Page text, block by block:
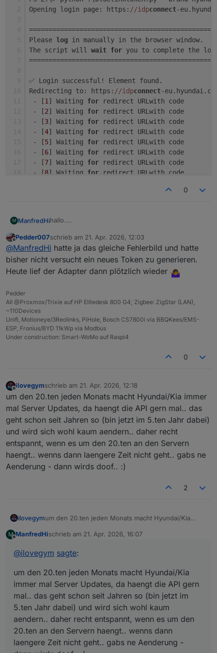
#
# Selenium‑Helper
def init_driver(user_agent: str | None =
    options = Options()
    if user_agent:
options.add_argument(f"user-
# Für lokale Entwicklung ist ein
# Entferne `--headless`, wenn du das UI
    # options.add_argument("--headless")
    options.add_argument("--disable-gpu")
    options.add_argument("--no-sandbox")
    try:
driver =
        driver.maximize_window()
        return driver
    except WebDriverException as exc:
log.info("Warte bis das Erfolgs‑Element
    wait = WebDriverWait(driver, timeout)
    log.info("Erfolgs‑Element gefunden.")
#
#
    token_url: str,
    code: str,
    cfg: BrandConfig,
        "redirect_uri": cfg.redirect_final,
        "client_id": cfg.client_id,
        "client_secret": cfg.client_secret,
    }
log.debug("POST %s – payload=%s",
    try:
resp = requests.post(token_url,
        resp.raise_for_status()
        data = resp.json()
    except requests.RequestException as exc:
#
#
parser =
    parser.add_argument(
        "--brand",
        required=True,
        choices=["hyundai", "kia"],
        type=str.lower,
help="Marke des Fahrzeugs (hyundai/
    )
    args = parser.parse_args()
Opening login page: https: //idpconnect-
Please log in manually in the browser window.
The script will wait for you to complete the
✅ Login successful! Element found.
Redirecting to: https: //idpconnect-
- [1] Waiting for redirect URLwith code
- [2] Waiting for redirect URLwith code
- [3] Waiting for redirect URLwith code
- [4] Waiting for redirect URLwith code
- [5] Waiting for redirect URLwith code
- [6] Waiting for redirect URLwith code
- [7] Waiting for redirect URLwith code
- [8] Waiting for redirect URLwith code
redirect URLwith code
An unexpected error occurred:
0
M ManfredHihallo.
bluelink.0
2026-04-21 11:39:18.123	error	next
bluelink.0
2026-04-21 11:39:18.123	error	Server
Wenn ich die Registrierung neu durchführe, dann
PS Z:\> python .\bluelinktoken.py --brand
The script will wait for you to complete
Redirecting to: https://idpconnect-
- [3] Waiting for redirect URLwith code
- [4] Waiting for redirect URLwith code
- [5] Waiting for redirect URLwith code
- [6] Waiting for redirect URLwith code
- [7] Waiting for redirect URLwith code
- [8] Waiting for redirect URLwith code
- [9] Waiting for redirect URLwith code
- [10] Waiting for redirect URLwith code
❌ Failed to get redirected to correct URL,
Offline
Pedder007schrieb am 21. Apr. 2026, 12:03
zuletzt editiert von
@ManfredHi hatte ja das gleiche Fehlerbild und hatte
bisher nicht versucht ein neues Token zu generieren.
Heute lief der Adapter dann plötzlich wieder
Pedder
All @Proxmox/Trixie auf HP Elitedesk 800 G4; Zigbee: ZigStar (LAN),
~110Devices
Unifi, Motioneye/3Reolinks, PiHole, Bosch CS7800i via BBQKees/EMS-
ESP, Fronius/BYD 11kWp via Modbus
Under construction: Smart-WoMo auf Raspi4
0
Offline
ilovegymschrieb am 21. Apr. 2026, 12:18
zuletzt editiert von
um den 20.ten jeden Monats macht Hyundai/Kia immer
mal Server Updates, da haengt die API gern mal.. das
geht schon seit Jahren so (bin jetzt im 5.ten Jahr dabei)
und wird sich wohl kaum aendern.. daher recht
entspannt, wenn es um den 20.ten an den Servern
haengt.. wenns dann laengere Zeit nicht geht.. gabs ne
Aenderung - dann wirds doof.. :)
2
ilovegymum den 20.ten jeden Monats macht Hyundai/Kia
mal.. das geht schon seit Jahren so (bin jetzt im 5.ten
recht entspannt, wenn es um den 20.ten an den
geht.. gabs ne Aenderung - dann wirds doof.. :)
M ManfredHischrieb am 21. Apr. 2026, 16:07
zuletzt editiert von
@ilovegym sagte:
um den 20.ten jeden Monats macht Hyundai/Kia
immer mal Server Updates, da haengt die API gern
mal.. das geht schon seit Jahren so (bin jetzt im
5.ten Jahr dabei) und wird sich wohl kaum
aendern.. daher recht entspannt, wenn es um den
20.ten an den Servern haengt.. wenns dann
laengere Zeit nicht geht.. gabs ne Aenderung -